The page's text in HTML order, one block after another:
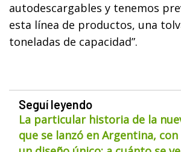
autodescargables y tenemos
esta línea de productos, una
toneladas de capacidad”.
Seguí leyendo
La particular historia de la
que se lanzó en Argentina, con